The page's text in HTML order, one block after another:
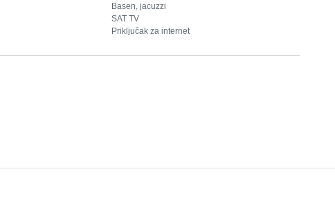
Basen, jacuzzi
SAT TV
Priključak za internet